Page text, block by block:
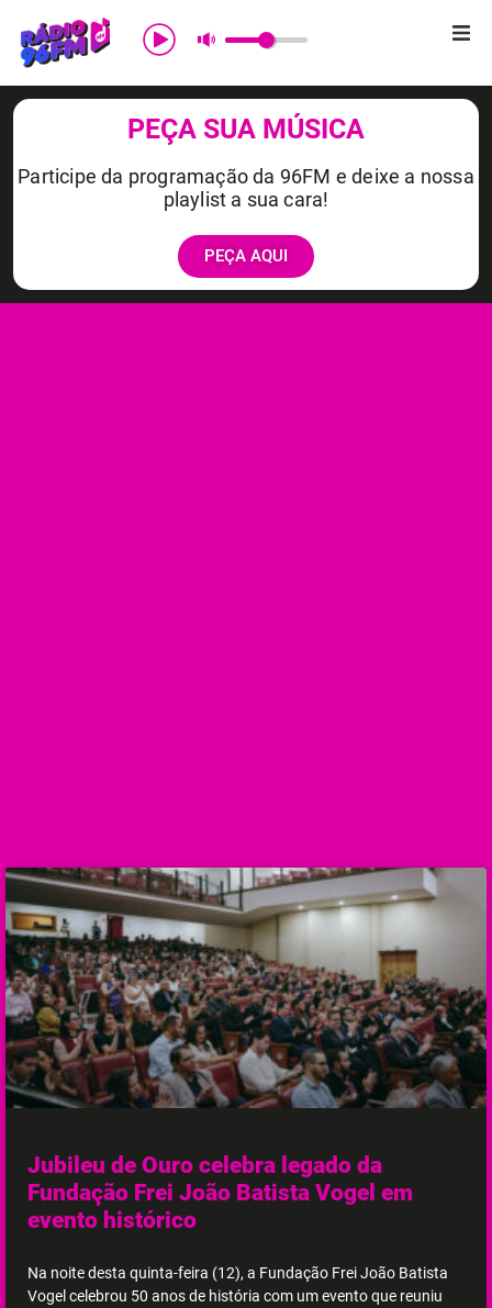
Início
Sobre nós
PEÇA SUA MÚSICA
Participe da programação da 96FM e deixe a nossa
playlist a sua cara!
PEÇA AQUI
Jubileu de Ouro celebra legado da
Fundação Frei João Batista Vogel em
evento histórico
Na noite desta quinta-feira (12), a Fundação Frei João Batista
Vogel celebrou 50 anos de história com um evento que reuniu